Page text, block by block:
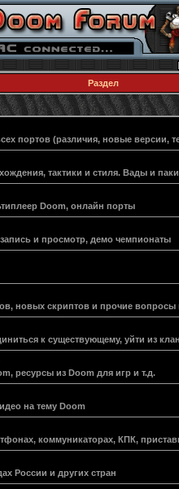
Раздел
портов (различия, новые версии,
тактики и стиля. Вады и
Doom, онлайн порты
и просмотр, демо чемпионаты
новых скриптов и прочие
к существующему, уйти из
ресурсы из Doom для игр и т.д.
на тему Doom
коммуникаторах, КПК,
России и других стран